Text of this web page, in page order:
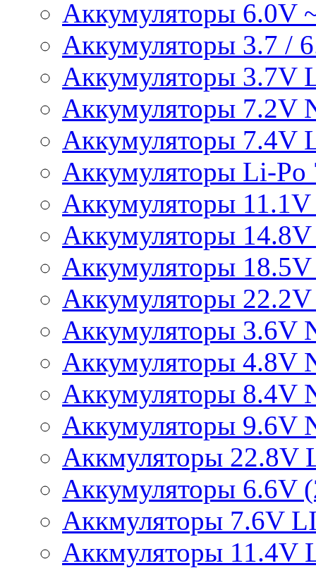
Аккумуляторы 6.0V
Аккумуляторы 3.7 /
Аккумуляторы 3.7V
Аккумуляторы 7.2V
Аккумуляторы 7.4V
Аккумуляторы Li-Po
Аккумуляторы
Аккумуляторы
Аккумуляторы
Аккумуляторы
Аккумуляторы 3.6V
Аккумуляторы 4.8V
Аккумуляторы 8.4V
Аккумуляторы 9.6V
Аккмуляторы 22.8V
Аккумуляторы 6.6V
Аккмуляторы 7.6V
Аккмуляторы 11.4V